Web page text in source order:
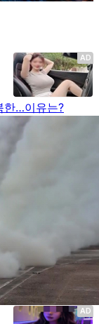
한…이유는?